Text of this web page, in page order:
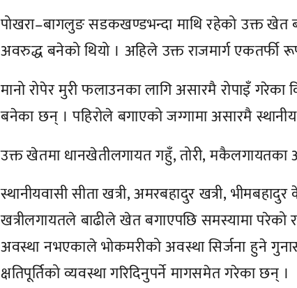
पोखरा–बागलुङ सडकखण्डभन्दा माथि रहेको उक्त खेत
अवरुद्ध बनेको थियो । अहिले उक्त राजमार्ग एकतर्फी
मानो रोपेर मुरी फलाउनका लागि असारमै रोपाइँ
बनेका छन् । पहिरोले बगाएको जग्गामा असारमै
उक्त खेतमा धानखेतीलगायत गहुँ, तोरी, मकैलगायतका
स्थानीयवासी सीता खत्री, अमरबहादुर खत्री,
खत्रीलगायतले बाढीले खेत बगाएपछि समस्यामा परेको
अवस्था नभएकाले भोकमरीको अवस्था सिर्जना हुने
क्षतिपूर्तिको व्यवस्था गरिदिनुपर्ने मागसमेत गरेका छन् ।